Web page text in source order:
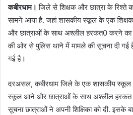
कबीरधाम। जिले से शिक्षक और छात्रा के रिश्ते
सामने आया है. जहां शासकीय स्कूल के एक
और छात्राओं के साथ अश्लील हरकत0 करने का
की ओर से पुलिस थाने में मामले की सूचना दी
गई है।
दरअसल, कबीरधाम जिले के एक शासकीय स्कूल
स्कूल आने और छात्राओं के साथ अश्लील हरकत
सूचना छात्राओं ने अपनी शिक्षिका को दी. इसके